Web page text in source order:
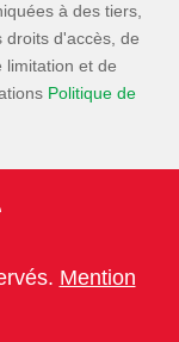
à des tiers,
droits d'accès, de
limitation et de
Politique de
Mention